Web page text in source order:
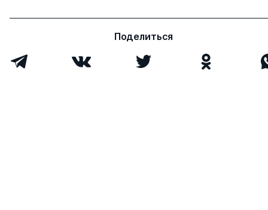
Поделиться